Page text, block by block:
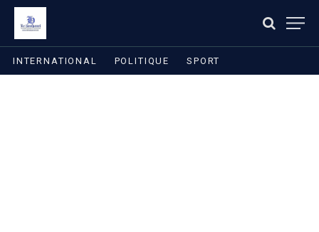
INTERNATIONAL POLITIQUE SPORT